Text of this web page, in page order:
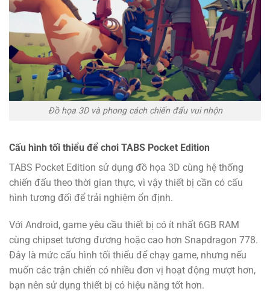
Đồ họa 3D và phong cách chiến đấu vui nhộn
Cấu hình tối thiểu để chơi TABS Pocket Edition
TABS Pocket Edition sử dụng đồ họa 3D cùng hệ thống
chiến đấu theo thời gian thực, vì vậy thiết bị cần có cấu
hình tương đối để trải nghiệm ổn định.
Với Android, game yêu cầu thiết bị có ít nhất 6GB RAM
cùng chipset tương đương hoặc cao hơn Snapdragon 778.
Đây là mức cấu hình tối thiểu để chạy game, nhưng nếu
muốn các trận chiến có nhiều đơn vị hoạt động mượt hơn,
bạn nên sử dụng thiết bị có hiệu năng tốt hơn.